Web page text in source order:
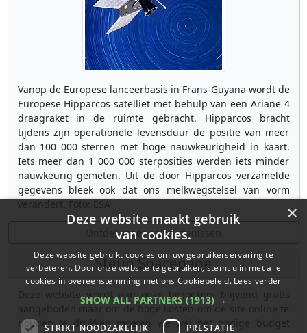
Vanop de Europese lanceerbasis in Frans-Guyana wordt de
Europese Hipparcos satelliet met behulp van een Ariane 4
draagraket in de ruimte gebracht. Hipparcos bracht
tijdens zijn operationele levensduur de positie van meer
dan 100 000 sterren met hoge nauwkeurigheid in kaart.
Iets meer dan 1 000 000 sterposities werden iets minder
nauwkeurig gemeten. Uit de door Hipparcos verzamelde
gegevens bleek ook dat ons melkwegstelsel van vorm
Ontdek meer gebeurtenissen
Steun Spacepage
Deze website wordt aan onze bezoekers blijvend gratis
aangeboden maar om de hoge kosten om de site online te
houden te drukken moeten we wel het nodige budget
×
Deze website maakt gebruik
van cookies.
Deze website gebruikt cookies om uw gebruikerservaring te
verbeteren. Door onze website te gebruiken, stemt u in met alle
cookies in overeenstemming met ons Cookiebeleid. Lees verder
SHOW ALL PARTNERS (1913) →
STRIKT NOODZAKELIJK PRESTATIE